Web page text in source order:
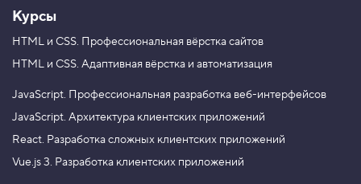
Курсы
HTML и CSS. Профессиональная вёрстка сайтов
HTML и CSS. Адаптивная вёрстка и автоматизация
JavaScript. Профессиональная разработка веб-интерфейсов
JavaScript. Архитектура клиентских приложений
React. Разработка сложных клиентских приложений
Vue.js 3. Разработка клиентских приложений